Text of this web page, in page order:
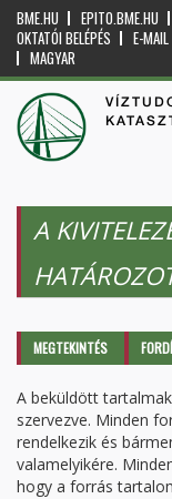
BME.HU EPITO.BME.HU
OKTATÓI BELÉPÉS
E-MAIL
MAGYAR
A
Elsődleges
MEGTEKINTÉS
A beküldött
szervezve. Minden
rendelkezik és
valamelyikére.
hogy a forrás